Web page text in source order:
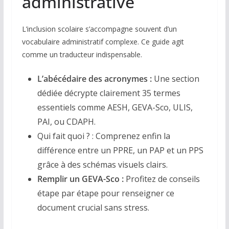
L’inclusion scolaire s’accompagne souvent d’un
vocabulaire administratif complexe. Ce guide agit
comme un traducteur indispensable.
L’abécédaire des acronymes :Une section
dédiée décrypte clairement 35 termes
essentiels comme AESH, GEVA-Sco, ULIS,
PAI, ou CDAPH.
Qui fait quoi ? : Comprenez enfin la
différence entre un PPRE, un PAP et un PPS
grâce à des schémas visuels clairs.
Remplir un GEVA-Sco :Profitez de conseils
étape par étape pour renseigner ce
document crucial sans stress.